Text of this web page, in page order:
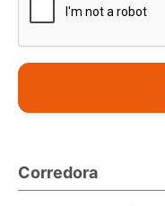
Corredora